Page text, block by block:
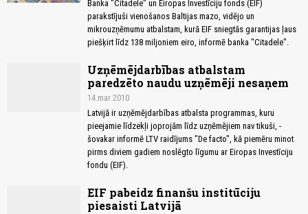
Banka "Citadele" un Eiropas Investīciju fonds (EIF)
parakstījuši vienošanos Baltijas mazo, vidējo un
mikrouzņēmumu atbalstam, kurā EIF sniegtās garantijas ļaus
piešķirt līdz 138 miljoniem eiro, informē banka "Citadele".
Uzņēmējdarbības atbalstam
paredzēto naudu uzņēmēji nesaņem
14.mar 2010
Latvijā ir uzņēmējdarbības atbalsta programmas, kuru
pieejamie līdzekļi joprojām līdz uzņēmējiem nav tikuši, -
šovakar informē LTV raidījums "De facto", kā piemēru minot
pirms diviem gadiem noslēgto līgumu ar Eiropas Investīciju
fondu (EIF).
EIF pabeidz finanšu institūciju
piesaisti Latvijā